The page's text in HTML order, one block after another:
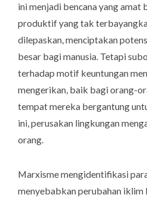
ini menjadi bencana yang amat
produktif yang tak
dilepaskan, menciptakan
besar bagi manusia. Tetapi
terhadap motif keuntungan
mengerikan, baik bagi orang-
tempat mereka bergantung
ini, perusakan lingkungan
orang.
Marxisme mengidentifikasi
menyebabkan perubahan iklim